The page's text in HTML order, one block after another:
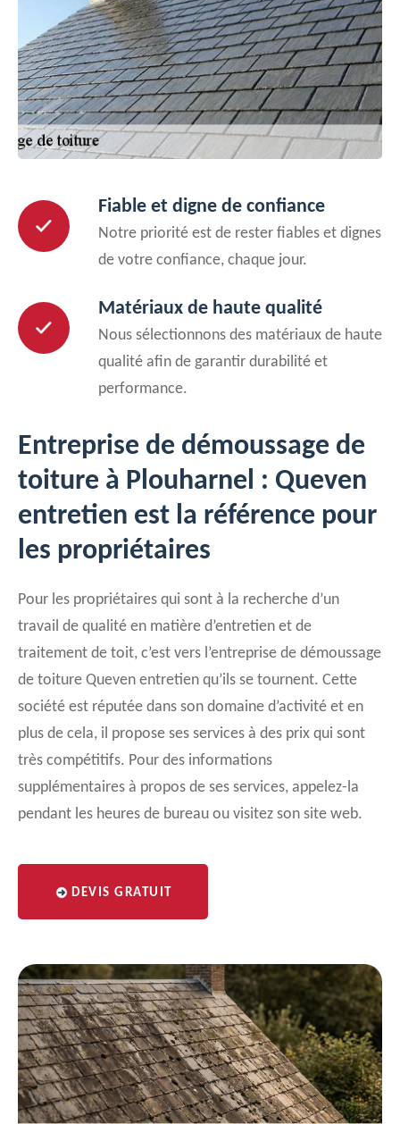
Fiable et digne de confiance
Notre priorité est de rester fiables et dignes
de votre confiance, chaque jour.
Matériaux de haute qualité
Nous sélectionnons des matériaux de haute
qualité afin de garantir durabilité et
performance.
Entreprise de démoussage de
toiture à Plouharnel : Queven
entretien est la référence pour
les propriétaires
Pour les propriétaires qui sont à la recherche d’un
travail de qualité en matière d’entretien et de
traitement de toit, c’est vers l’entreprise de démoussage
de toiture Queven entretien qu’ils se tournent. Cette
société est réputée dans son domaine d’activité et en
plus de cela, il propose ses services à des prix qui sont
très compétitifs. Pour des informations
supplémentaires à propos de ses services, appelez-la
pendant les heures de bureau ou visitez son site web.
DEVIS GRATUIT